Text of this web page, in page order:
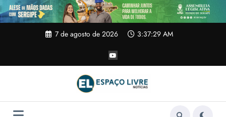
Pular
para
o
7 de agosto de 2026 3:37:30 AM